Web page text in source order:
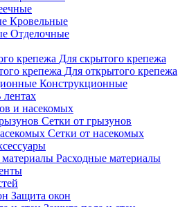
Кровельные
Отделочные
Для скрытого крепежа
Для открытого крепежа
Конструкционные
лентах
и насекомых
Сетки от грызунов
Сетки от насекомых
Расходные материалы
Защита окон